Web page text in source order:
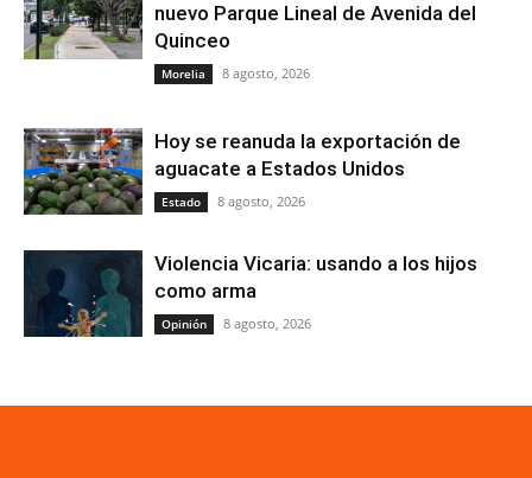
nuevo Parque Lineal de Avenida del
Quinceo
Morelia 8 agosto, 2026
Hoy se reanuda la exportación de
aguacate a Estados Unidos
Estado 8 agosto, 2026
Violencia Vicaria: usando a los hijos
como arma
Opinión 8 agosto, 2026